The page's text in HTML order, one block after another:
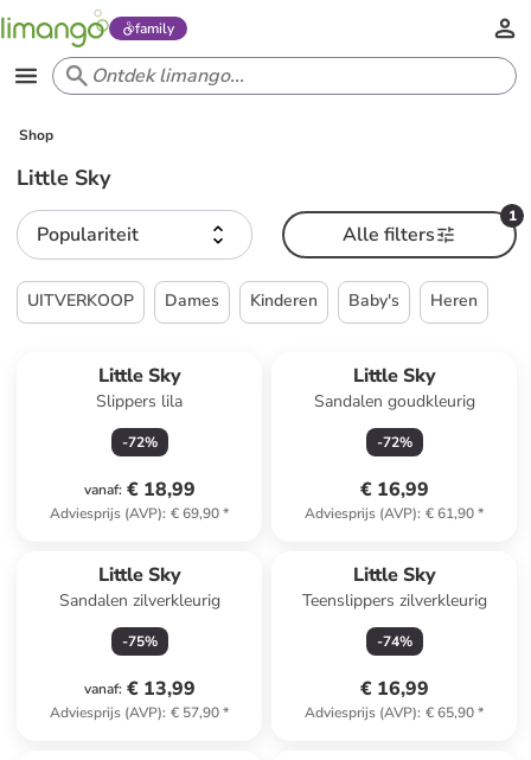
family
Shop
Little Sky
Populariteit
1
Alle filters
UITVERKOOP Dames Kinderen Baby's Heren
Little Sky
Slippers lila
-72%
vanaf: € 18,99
Adviesprijs (AVP): € 69,90*
Little Sky
Sandalen goudkleurig
-72%
€ 16,99
Adviesprijs (AVP): € 61,90*
Little Sky
Sandalen zilverkleurig
-75%
vanaf: € 13,99
Adviesprijs (AVP): € 57,90*
Little Sky
Teenslippers zilverkleurig
-74%
€ 16,99
Adviesprijs (AVP): € 65,90*